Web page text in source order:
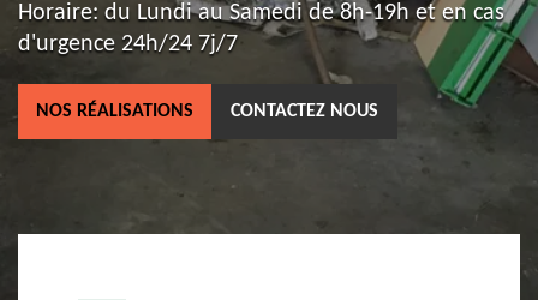
Horaire: du Lundi au Samedi de 8h-19h et en cas
d'urgence 24h/24 7j/7
NOS RÉALISATIONS CONTACTEZ NOUS